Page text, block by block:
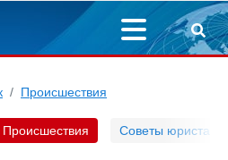
Происшествия
Происшествия Советы юриста